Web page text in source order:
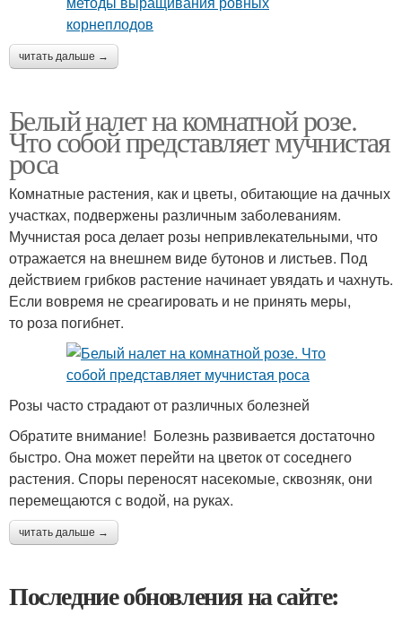
читать дальше →
Белый налет на комнатной розе.
Что собой представляет мучнистая
роса
Комнатные растения, как и цветы, обитающие на дачных
участках, подвержены различным заболеваниям.
Мучнистая роса делает розы непривлекательными, что
отражается на внешнем виде бутонов и листьев. Под
действием грибков растение начинает увядать и чахнуть.
Если вовремя не среагировать и не принять меры,
то роза погибнет.
Розы часто страдают от различных болезней
Обратите внимание! Болезнь развивается достаточно
быстро. Она может перейти на цветок от соседнего
растения. Споры переносят насекомые, сквозняк, они
перемещаются с водой, на руках.
читать дальше →
Последние обновления на сайте: